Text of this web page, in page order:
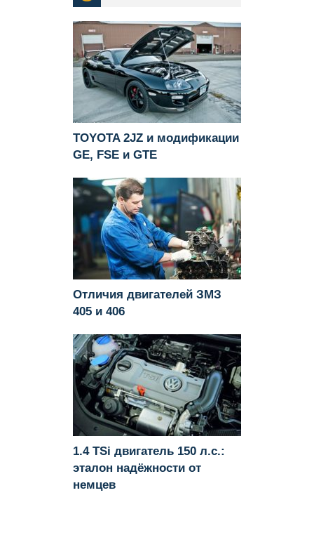
TOYOTA 2JZ и модификации
GE, FSE и GTE
Отличия двигателей ЗМЗ
405 и 406
1.4 TSi двигатель 150 л.с.:
эталон надёжности от
немцев